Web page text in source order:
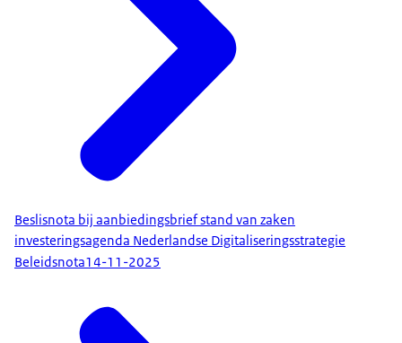
Beslisnota bij aanbiedingsbrief stand van zaken
investeringsagenda Nederlandse Digitaliseringsstrategie
Beleidsnota14-11-2025